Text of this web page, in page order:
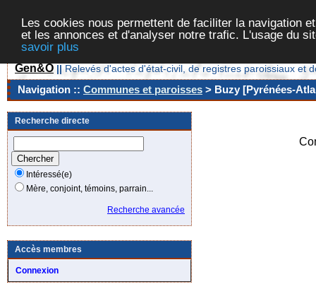
Les cookies nous permettent de faciliter la navigation
et les annonces et d'analyser notre trafic. L'usage du
savoir plus
Gen&O || Relevés d'actes d'état-civil, de registres paroissiaux et
Navigation :: Communes et paroisses > Buzy [Pyrénées-
Recherche directe
Intéressé(e)
Mère, conjoint, témoins, parrain...
Recherche avancée
Accès membres
Connexion